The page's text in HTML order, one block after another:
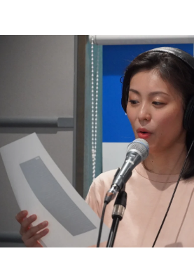
トピックス
TBS Podcast
イベント・グッズ
YouTube
会社情報